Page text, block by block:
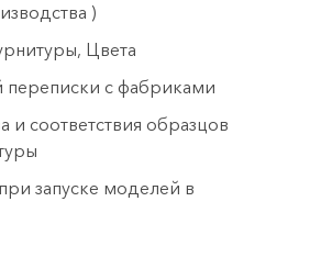
)
Цвета
с фабриками
и соответствия образцов
запуске моделей в